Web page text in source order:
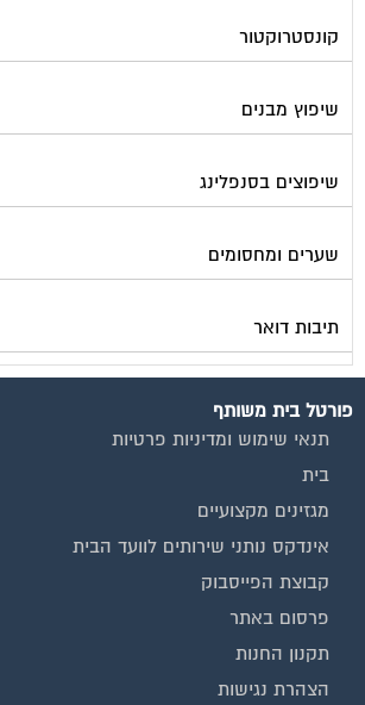
קונסטרוקטור
שיפוץ מבנים
שיפוצים בסנפלינג
שערים ומחסומים
תיבות דואר
פורטל בית משותף
תנאי שימוש ומדיניות פרטיות
בית
מגזינים מקצועיים
אינדקס נותני שירותים לוועד הבית
קבוצת הפייסבוק
פרסום באתר
תקנון החנות
הצהרת נגישות